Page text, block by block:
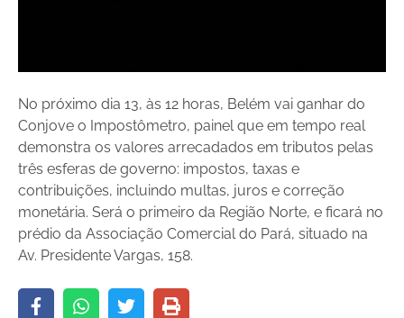
No próximo dia 13, às 12 horas, Belém vai ganhar do
Conjove o Impostômetro, painel que em tempo real
demonstra os valores arrecadados em tributos pelas
três esferas de governo: impostos, taxas e
contribuições, incluindo multas, juros e correção
monetária. Será o primeiro da Região Norte, e ficará no
prédio da Associação Comercial do Pará, situado na
Av. Presidente Vargas, 158.